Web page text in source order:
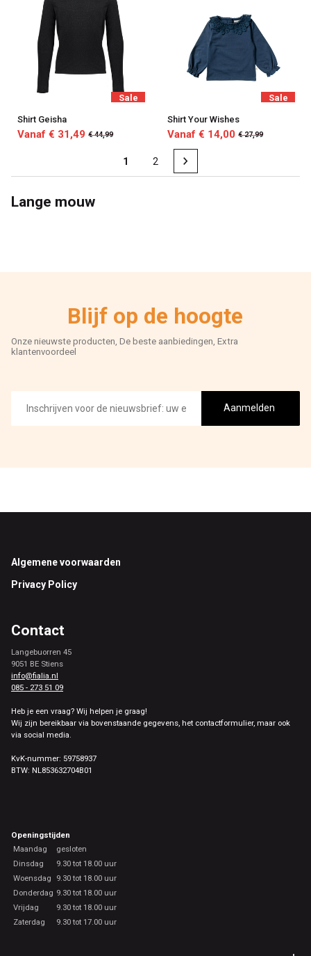
Sale
Shirt Geisha
Vanaf € 31,49 € 44,99
Sale
Shirt Your Wishes
Vanaf € 14,00 € 27,99
1 2
Lange mouw
Blijf op de hoogte
Onze nieuwste producten, De beste aanbiedingen, Extra
klantenvoordeel
mailadres
Aanmelden
Footer
Algemene voorwaarden
Privacy Policy
Contact
Langebuorren 45
9051 BE Stiens
info@fialia.nl
085 - 273 51 09
Heb je een vraag? Wij helpen je graag!
Wij zijn bereikbaar via bovenstaande gegevens, het contactformulier, maar ook
via social media.
KvK-nummer: 59758937
BTW: NL853632704B01
Openingstijden
Maandag
gesloten
Dinsdag
9.30 tot 18.00 uur
Woensdag
9.30 tot 18.00 uur
Donderdag 9.30 tot 18.00 uur
Vrijdag
9.30 tot 18.00 uur
Zaterdag
9.30 tot 17.00 uur